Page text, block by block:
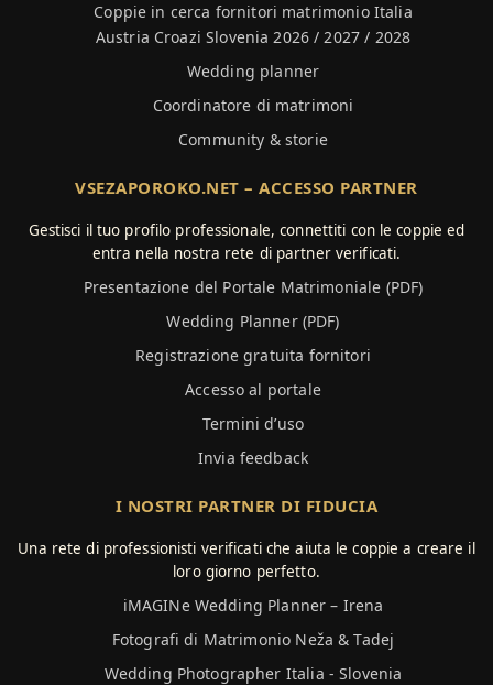
Coppie in cerca fornitori matrimonio Italia
Austria Croazi Slovenia 2026 / 2027 / 2028
Wedding planner
Coordinatore di matrimoni
Community & storie
VSEZAPOROKO.NET – ACCESSO PARTNER
Gestisci il tuo profilo professionale, connettiti con le coppie ed
entra nella nostra rete di partner verificati.
Presentazione del Portale Matrimoniale (PDF)
Wedding Planner (PDF)
Registrazione gratuita fornitori
Accesso al portale
Termini d’uso
Invia feedback
I NOSTRI PARTNER DI FIDUCIA
Una rete di professionisti verificati che aiuta le coppie a creare il
loro giorno perfetto.
iMAGINe Wedding Planner – Irena
Fotografi di Matrimonio Neža & Tadej
Wedding Photographer Italia - Slovenia